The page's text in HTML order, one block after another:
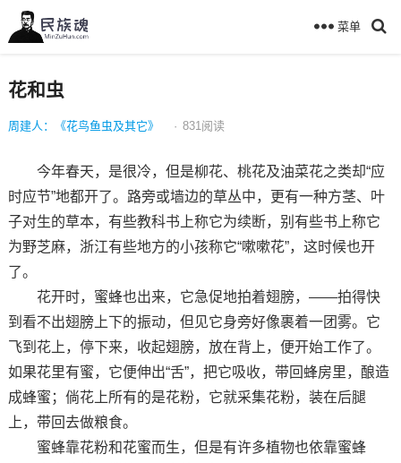
菜单
花和虫
周建人：《花鸟鱼虫及其它》 · 831 阅读
今年春天，是很冷，但是柳花、桃花及油菜花之类却“应
时应节”地都开了。路旁或墙边的草丛中，更有一种方茎、叶
子对生的草本，有些教科书上称它为续断，别有些书上称它
为野芝麻，浙江有些地方的小孩称它“嗽嗽花”，这时候也开
了。
花开时，蜜蜂也出来，它急促地拍着翅膀，——拍得快
到看不出翅膀上下的振动，但见它身旁好像裹着一团雾。它
飞到花上，停下来，收起翅膀，放在背上，便开始工作了。
如果花里有蜜，它便伸出“舌”，把它吸收，带回蜂房里，酿造
成蜂蜜；倘花上所有的是花粉，它就采集花粉，装在后腿
上，带回去做粮食。
蜜蜂靠花粉和花蜜而生，但是有许多植物也依靠蜜蜂